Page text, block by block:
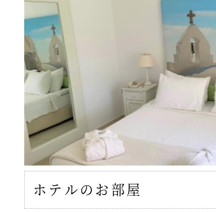
ホテルのお部屋